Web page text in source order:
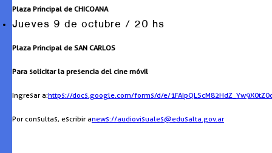
Plaza Principal de CHICOANA
Jueves 9 de octubre / 20 hs
Plaza Principal de SAN CARLOS
Para solicitar la presencia del cine móvil
Ingresar a:https://docs.google.com/forms/d/e/
Por consultas, escribir anews://audiovisuales@edusalta.gov.ar